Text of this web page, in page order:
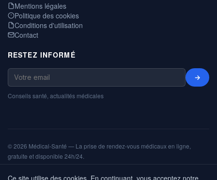
Mentions légales
Politique des cookies
Conditions d'utilisation
Contact
RESTEZ INFORMÉ
→
Conseils santé, actualités médicales
© 2026 Médical-Santé — La prise de rendez-vous médicaux en ligne,
gratuite et disponible 24h/24.
Ce site utilise des cookies. En continuant, vous acceptez notre